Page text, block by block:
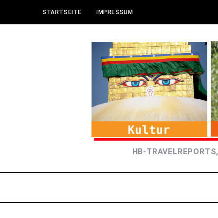
STARTSEITE IMPRESSUM
HB-